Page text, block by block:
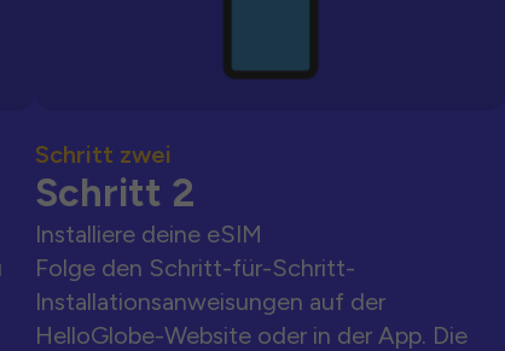
Schritt zwei
Schritt 2
Installiere deine eSIM
Folge den Schritt-für-Schritt-
Installationsanweisungen auf der
HelloGlobe-Website oder in der App. Die